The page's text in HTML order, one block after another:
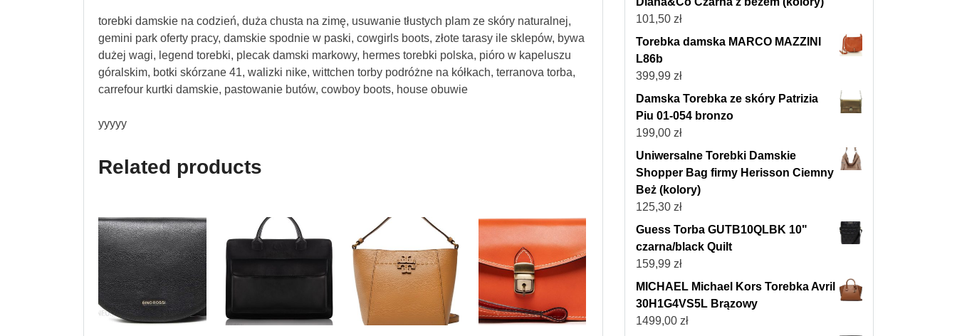
torebki damskie na codzień, duża chusta na zimę, usuwanie tłustych plam ze skóry naturalnej,
gemini park oferty pracy, damskie spodnie w paski, cowgirls boots, złote tarasy ile sklepów, bywa
dużej wagi, legend torebki, plecak damski markowy, hermes torebki polska, pióro w kapeluszu
góralskim, botki skórzane 41, walizki nike, wittchen torby podróżne na kółkach, terranova torba,
carrefour kurtki damskie, pastowanie butów, cowboy boots, house obuwie
yyyyy
Related products
101,50 zł
Torebka damska MARCO MAZZINI
L86b
399,99 zł
Damska Torebka ze skóry Patrizia
Piu 01-054 bronzo
199,00 zł
Uniwersalne Torebki Damskie
Shopper Bag firmy Herisson Ciemny
Beż (kolory)
125,30 zł
Guess Torba GUTB10QLBK 10"
czarna/black Quilt
159,99 zł
MICHAEL Michael Kors Torebka Avril
30H1G4VS5L Brązowy
1499,00 zł